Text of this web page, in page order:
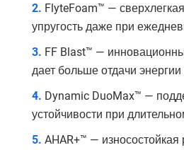
FlyteFoam™ —
упругость даже при
FF Blast™ —
дает больше отдачи
Dynamic DuoMax™ —
устойчивости при
AHAR+™ —